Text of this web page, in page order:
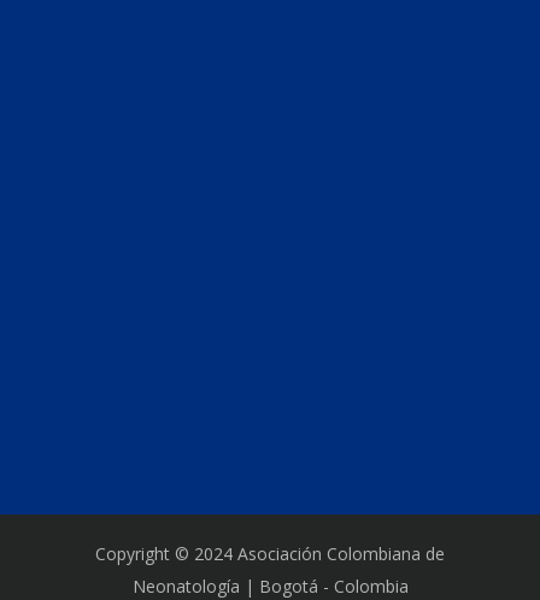
Copyright © 2024 Asociación Colombiana de
Neonatología | Bogotá - Colombia